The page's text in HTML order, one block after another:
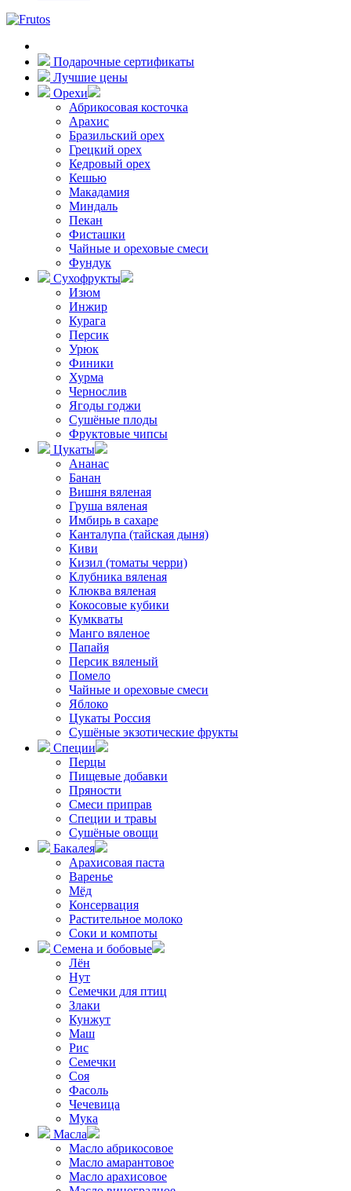
Подарочные сертификаты
Лучшие цены
Орехи
Абрикосовая косточка
Арахис
Бразильский орех
Грецкий орех
Кедровый орех
Кешью
Макадамия
Миндаль
Пекан
Фисташки
Чайные и ореховые смеси
Фундук
Сухофрукты
Изюм
Инжир
Курага
Персик
Урюк
Финики
Хурма
Чернослив
Ягоды годжи
Сушёные плоды
Фруктовые чипсы
Цукаты
Ананас
Банан
Вишня вяленая
Груша вяленая
Имбирь в сахаре
Канталупа (тайская дыня)
Киви
Кизил (томаты черри)
Клубника вяленая
Клюква вяленая
Кокосовые кубики
Кумкваты
Манго вяленое
Папайя
Персик вяленый
Помело
Чайные и ореховые смеси
Яблоко
Цукаты Россия
Сушёные экзотические фрукты
Специи
Перцы
Пищевые добавки
Пряности
Смеси приправ
Специи и травы
Сушёные овощи
Бакалея
Арахисовая паста
Варенье
Мёд
Консервация
Растительное молоко
Соки и компоты
Семена и бобовые
Лён
Нут
Семечки для птиц
Злаки
Кунжут
Маш
Рис
Семечки
Соя
Фасоль
Чечевица
Мука
Масла
Масло абрикосовое
Масло амарантовое
Масло арахисовое